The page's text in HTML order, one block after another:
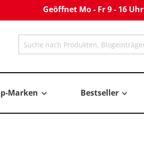
Geöffnet Mo - Fr 9 - 16 Uhr
Marken Bestseller